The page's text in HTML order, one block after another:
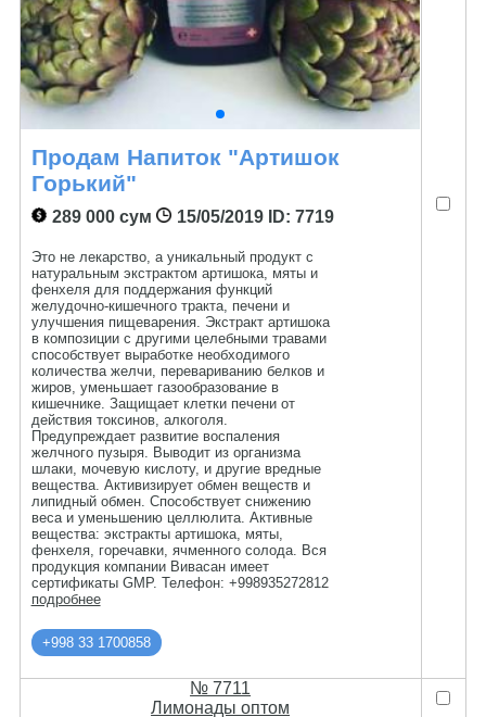
Продам Напиток "Артишок
Горький"
289 000 сум 15/05/2019ID: 7719
Это не лекарство, а уникальный продукт с
натуральным экстрактом артишока, мяты и
фенхеля для поддержания функций
желудочно-кишечного тракта, печени и
улучшения пищеварения. Экстракт артишока
в композиции с другими целебными травами
способствует выработке необходимого
количества желчи, перевариванию белков и
жиров, уменьшает газообразование в
кишечнике. Защищает клетки печени от
действия токсинов, алкоголя.
Предупреждает развитие воспаления
желчного пузыря. Выводит из организма
шлаки, мочевую кислоту, и другие вредные
вещества. Активизирует обмен веществ и
липидный обмен. Способствует снижению
веса и уменьшению целлюлита. Активные
вещества: экстракты артишока, мяты,
фенхеля, горечавки, ячменного солода. Вся
продукция компании Вивасан имеет
сертификаты GMP. Телефон: +998935272812
подробнее
+998 33 1700858
№ 7711
Лимонады оптом